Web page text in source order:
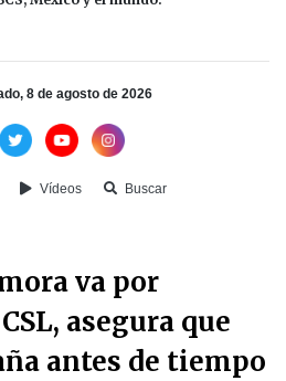
8 de agosto de 2026
Vídeos Buscar
va por
asegura que
antes de tiempo